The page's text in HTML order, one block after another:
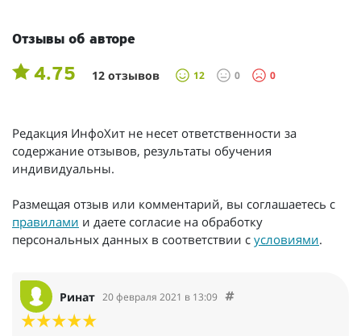
Отзывы об авторе
4.75 12 отзывов 12 0 0
Редакция ИнфоХит не несет ответственности за
содержание отзывов, результаты обучения
индивидуальны.
Размещая отзыв или комментарий, вы соглашаетесь с
правилами и даете согласие на обработку
персональных данных в соответствии с условиями.
Ринат 20 февраля 2021 в 13:09